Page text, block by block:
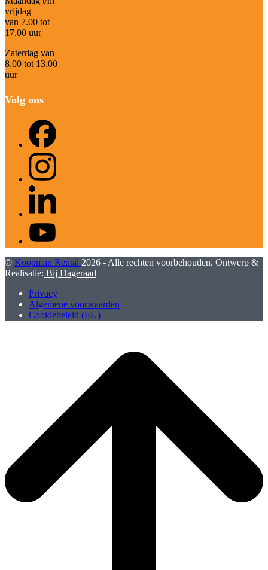
vrijdag
van 7.00 tot
17.00 uur
Zaterdag van
8.00 tot 13.00
uur
Volg ons
Instagram
© Koopman Rental 2026 - Alle rechten voorbehouden. Ontwerp &
Realisatie: Bij Dageraad
Privacy
Algemene voorwaarden
Cookiebeleid (EU)